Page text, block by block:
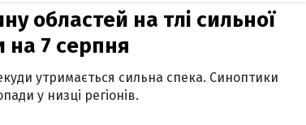
областей на тлі сильної
на 7 серпня
утримається сильна спека. Синоптики
у низці регіонів.